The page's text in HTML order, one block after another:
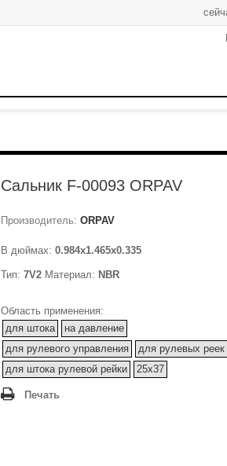
Сальник F-00093 ORPAV
Производитель: ORPAV
В дюймах: 0.984x1.465x0.335
Тип: 7V2 Материал: NBR
Область применения:
для штока
на давление
для рулевого управления
для рулевых реек
для штока рулевой рейки
25x37
Печать